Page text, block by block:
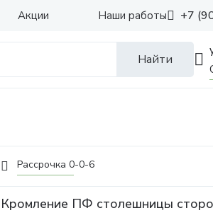
Наши работы
Акции +7
Найти
Рассрочка 0-0-6
Кромление ПФ столешницы